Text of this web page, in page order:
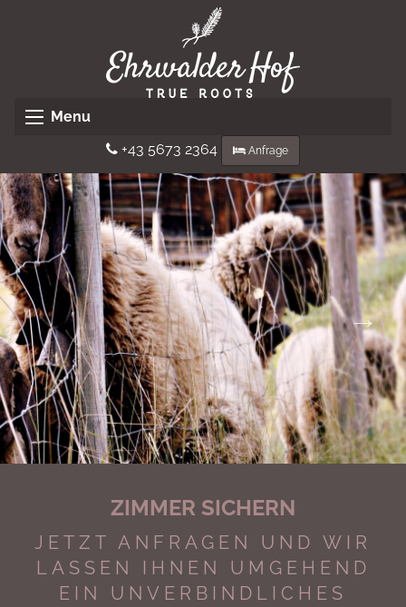
Menu
+43 5673 2364
Anfrage
ZIMMER SICHERN
JETZT ANFRAGEN UND WIR
LASSEN IHNEN UMGEHEND
EIN UNVERBINDLICHES